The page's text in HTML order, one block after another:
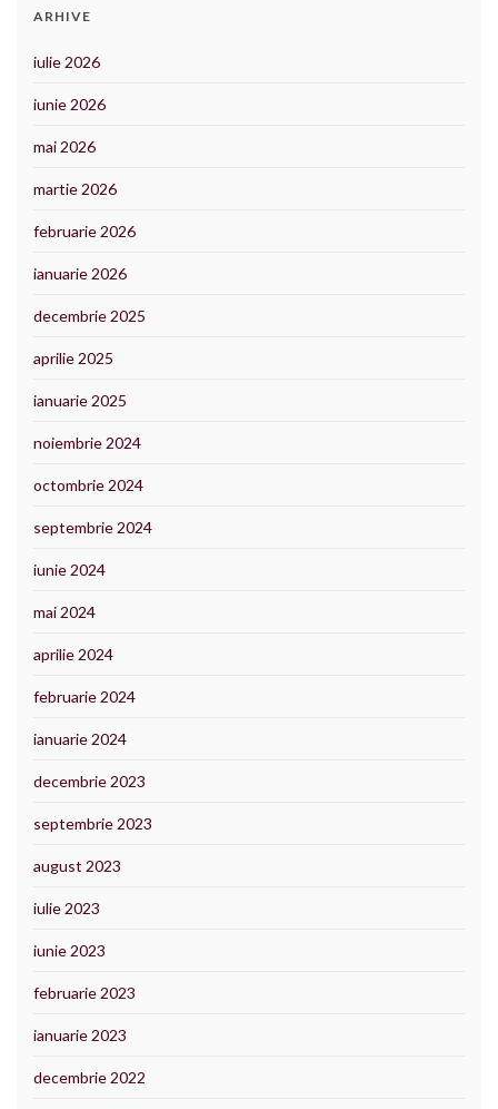
ARHIVE
iulie 2026
iunie 2026
mai 2026
martie 2026
februarie 2026
ianuarie 2026
decembrie 2025
aprilie 2025
ianuarie 2025
noiembrie 2024
octombrie 2024
septembrie 2024
iunie 2024
mai 2024
aprilie 2024
februarie 2024
ianuarie 2024
decembrie 2023
septembrie 2023
august 2023
iulie 2023
iunie 2023
februarie 2023
ianuarie 2023
decembrie 2022